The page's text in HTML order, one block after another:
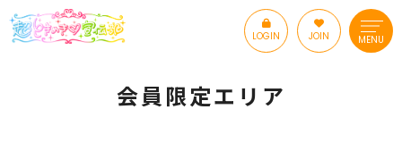
LOGIN JOIN MENU
会員限定エリア